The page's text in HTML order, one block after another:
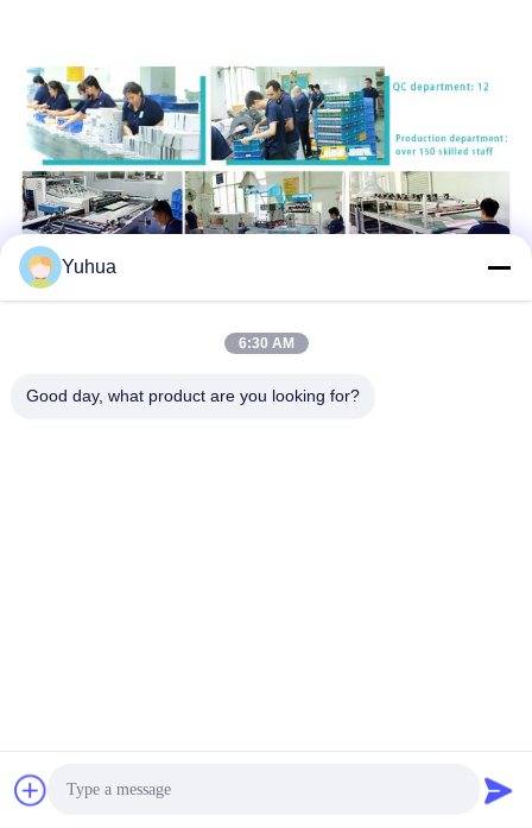
Yuhua
6:30 AM
Good day, what product are you looking for?